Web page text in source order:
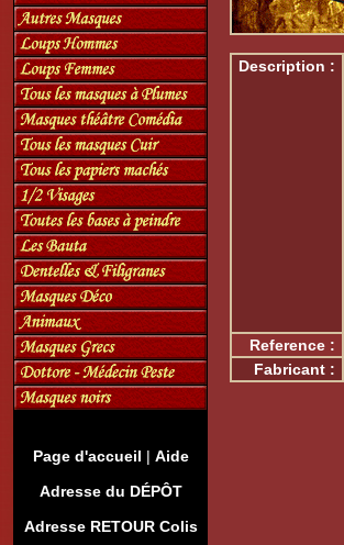
Page d'accueil | Aide
Adresse du DÉPÔT
Adresse RETOUR Colis
Description :
Reference :
Fabricant :